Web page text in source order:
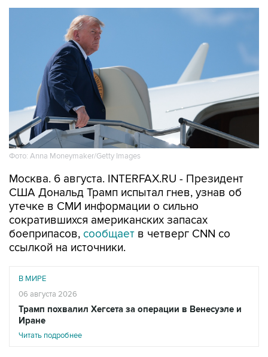
Фото: Anna Moneymaker/Getty Images
Москва. 6 августа. INTERFAX.RU - Президент
США Дональд Трамп испытал гнев, узнав об
утечке в СМИ информации о сильно
сократившихся американских запасах
боеприпасов, сообщает в четверг CNN со
ссылкой на источники.
В МИРЕ
06 августа 2026
Трамп похвалил Хегсета за операции в Венесуэле и
Иране
Читать подробнее